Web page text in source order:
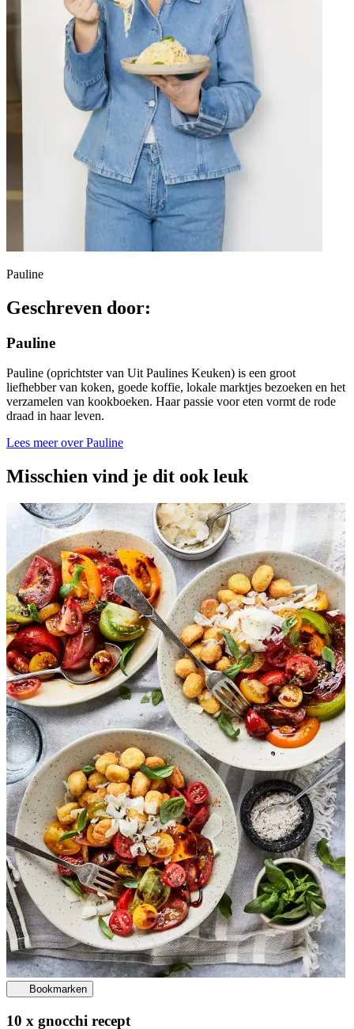
Pauline
Geschreven door:
Pauline
Pauline (oprichtster van Uit Paulines Keuken) is een groot
liefhebber van koken, goede koffie, lokale marktjes bezoeken en het
verzamelen van kookboeken. Haar passie voor eten vormt de rode
draad in haar leven.
Lees meer over Pauline
Misschien vind je dit ook leuk
Bookmarken
10 x gnocchi recept